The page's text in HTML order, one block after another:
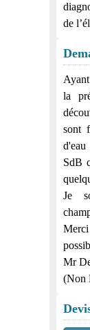
de
la
sont
d'eau
SdB
Je
Mr
(Non